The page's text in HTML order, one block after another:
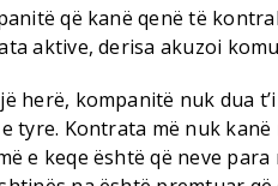
që kanë qenë të
aktive, derisa akuzoi
herë, kompanitë nuk dua
tyre. Kontrata më nuk
e keqe është që neve